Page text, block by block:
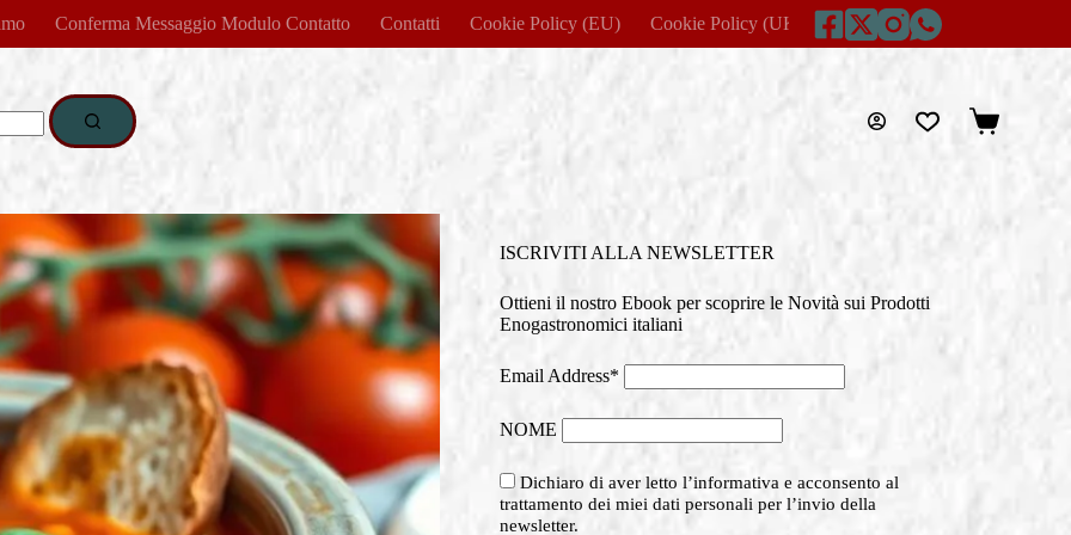
Conferma Messaggio Modulo Contatto Contatti Cookie Policy (EU) Cookie Policy (UK) Disclaimer
Carrello
ISCRIVITI ALLA NEWSLETTER
Ottieni il nostro Ebook per scoprire le Novità sui Prodotti
Enogastronomici italiani
Email Address*
NOME
Dichiaro di aver letto l’informativa e acconsento al
trattamento dei miei dati personali per l’invio della
newsletter.